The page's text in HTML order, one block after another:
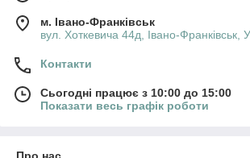
м. Івано-Франківськ
вул. Хоткевича 44д, Івано-Франківськ,
Контакти
Сьогодні працює з 10:00 до 15:00
Показати весь графік роботи